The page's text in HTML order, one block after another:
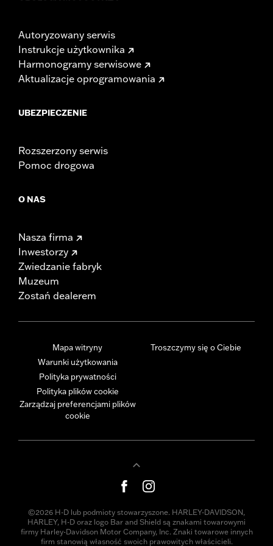
Autoryzowany serwis
Instrukcje użytkownika
Harmonogramy serwisowe
Aktualizacje oprogramowania
UBEZPIECZENIE
Rozszerzony serwis
Pomoc drogowa
O NAS
Nasza firma
Inwestorzy
Zwiedzanie fabryk
Muzeum
Zostań dealerem
Mapa witryny
Warunki użytkowania
Polityka prywatności
Polityka plików cookie
Zarządzaj preferencjami plików
cookie
Troszczymy się o Ciebie
©2026 H-D lub podmioty stowarzyszone. HARLEY-DAVIDSON,
HARLEY, H-D oraz logo Bar and Shield są znakami towarowymi
firmy Harley-Davidson Motor Company, Inc. Znaki towarowe innych
firm stanowią własność swoich prawowitych właścicieli.